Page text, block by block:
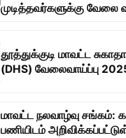
முடித்தவர்களுக்கு வேலை
தூத்துக்குடி மாவட்ட
(DHS) வேலைவாய்ப்பு
மாவட்ட நலவாழ்வு சங்கம்:
பணியிடம்